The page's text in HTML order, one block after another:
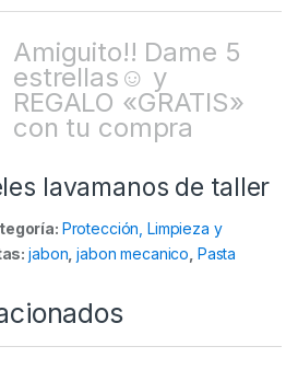
Amiguito!! Dame 5
estrellas☺ y
REGALO «GRATIS»
con tu compra
lavamanos de taller
Protección, Limpieza y
jabon ,jabon mecanico Pasta